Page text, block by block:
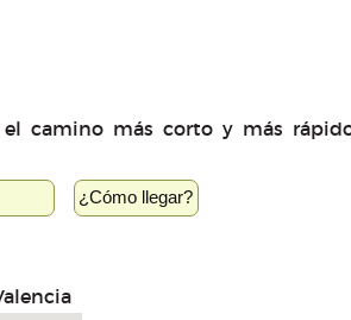
camino más corto y más